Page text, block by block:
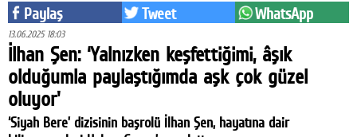
Kültür-sanat
Sağlık
Yazarlar
Künye
Paylaş Tweet WhatsApp
13.06.2025 18:03
İlhan Şen: ‘Yalnızken keşfettiğimi, âşık
olduğumla paylaştığımda aşk çok güzel
oluyor'
‘Siyah Bere’ dizisinin başrolü İlhan Şen, hayatına dair